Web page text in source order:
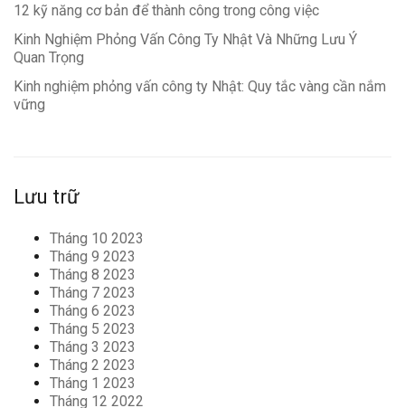
12 kỹ năng cơ bản để thành công trong công việc
Kinh Nghiệm Phỏng Vấn Công Ty Nhật Và Những Lưu Ý
Quan Trọng
Kinh nghiệm phỏng vấn công ty Nhật: Quy tắc vàng cần nắm
vững
Lưu trữ
Tháng 10 2023
Tháng 9 2023
Tháng 8 2023
Tháng 7 2023
Tháng 6 2023
Tháng 5 2023
Tháng 3 2023
Tháng 2 2023
Tháng 1 2023
Tháng 12 2022